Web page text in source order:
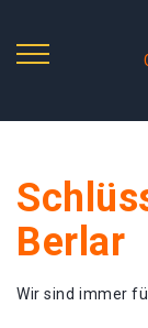
Berlar
Wir sind immer